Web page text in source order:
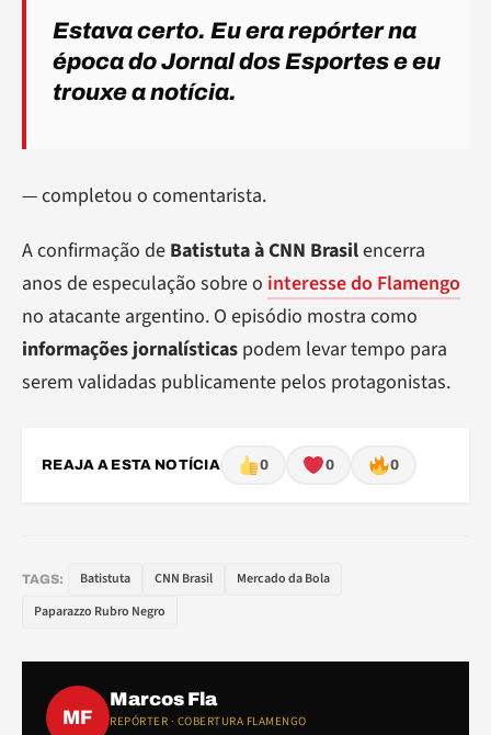
Estava certo. Eu era repórter na
época do Jornal dos Esportes e eu
trouxe a notícia.
— completou o comentarista.
A confirmação de Batistuta à CNN Brasilencerra
anos de especulação sobre o interesse do Flamengo
no atacante argentino. O episódio mostra como
informações jornalísticas podem levar tempo para
serem validadas publicamente pelos protagonistas.
REAJA A ESTA NOTÍCIA 0 0 0
TAGS: Batistuta CNN Brasil
Mercado da Bola
Paparazzo Rubro Negro
MF
Marcos Fla
REPÓRTER · COBERTURA FLAMENGO